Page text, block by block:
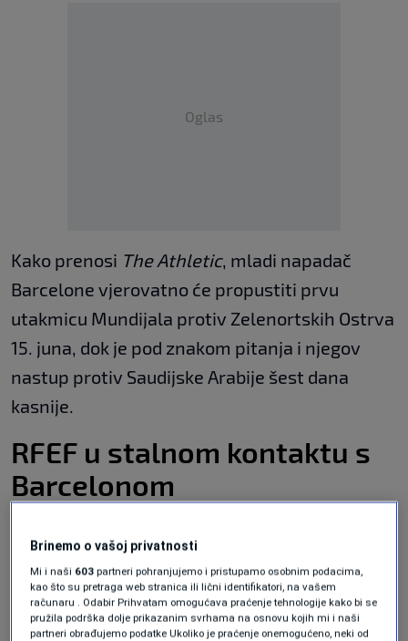
Oglas
Kako prenosi The Athletic, mladi napadač
Barcelone vjerovatno će propustiti prvu
utakmicu Mundijala protiv Zelenortskih Ostrva
15. juna, dok je pod znakom pitanja i njegov
nastup protiv Saudijske Arabije šest dana
kasnije.
RFEF u stalnom kontaktu s
Barcelonom
saveza (RFEF), reprezentativni ljekarski tim
konstantno prati stanje jednog od najvećih
talenata svjetskog fudbala.
Brinemo o vašoj privatnosti
Mi i naši 603 partneri pohranjujemo i pristupamo osobnim podacima,
kao što su pretraga web stranica ili lični identifikatori, na vašem
računaru . Odabir Prihvatam omogućava praćenje tehnologije kako bi se
pružila podrška dolje prikazanim svrhama na osnovu kojih mi i naši
partneri obrađujemo podatke Ukoliko je praćenje onemogućeno, neki od